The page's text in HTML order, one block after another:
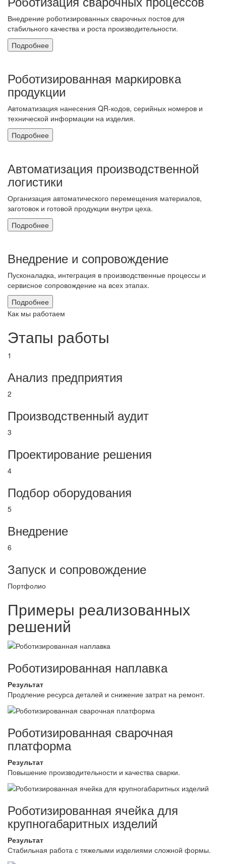
Внедрение роботизированных сварочных постов для
стабильного качества и роста производительности.
Подробнее
Роботизированная маркировка
продукции
Автоматизация нанесения QR-кодов, серийных номеров и
технической информации на изделия.
Подробнее
Автоматизация производственной
логистики
Организация автоматического перемещения материалов,
заготовок и готовой продукции внутри цеха.
Подробнее
Внедрение и сопровождение
Пусконаладка, интеграция в производственные процессы и
сервисное сопровождение на всех этапах.
Подробнее
Как мы работаем
Этапы работы
1
Анализ предприятия
2
Производственный аудит
3
Проектирование решения
4
Подбор оборудования
5
Внедрение
6
Запуск и сопровождение
Портфолио
Примеры реализованных
решений
Роботизированная наплавка
Результат
Продление ресурса деталей и снижение затрат на ремонт.
Роботизированная сварочная
платформа
Результат
Повышение производительности и качества сварки.
Роботизированная ячейка для
крупногабаритных изделий
Результат
Стабильная работа с тяжелыми изделиями сложной формы.